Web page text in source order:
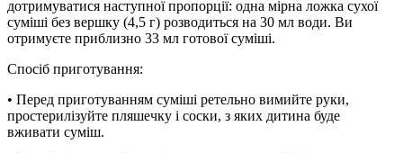
дотримуватися наступної пропорції: одна мірна ложка сухої
суміші без вершку (4,5 г) розводиться на 30 мл води. Ви
отримуєте приблизно 33 мл готової суміші.
Спосіб приготування:
• Перед приготуванням суміші ретельно вимийте руки,
простерилізуйте пляшечку і соски, з яких дитина буде
вживати суміш.